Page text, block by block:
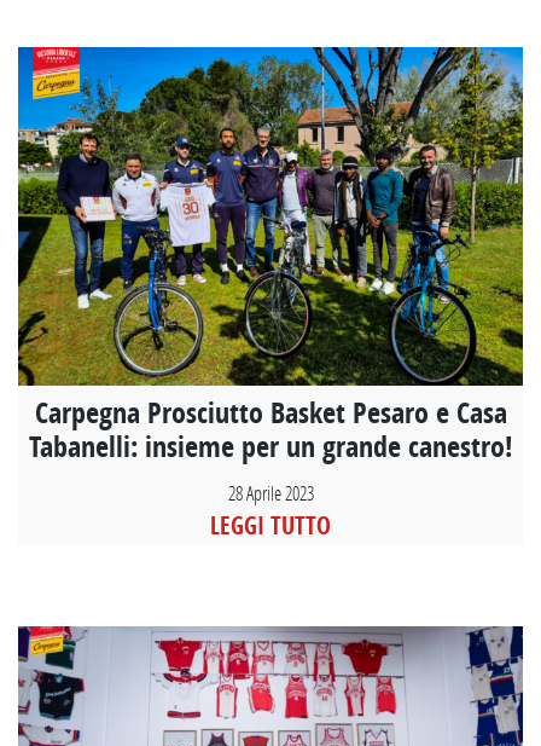
Carpegna Prosciutto Basket Pesaro e Casa
Tabanelli: insieme per un grande canestro!
28 Aprile 2023
LEGGI TUTTO